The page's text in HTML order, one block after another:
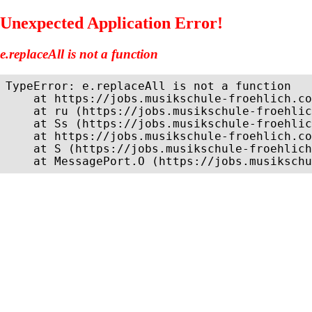
Unexpected Application Error!
e.replaceAll is not a function
TypeError: e.replaceAll is not a function
at https://jobs.musikschule-
at ru (https://jobs.musikschule-
at Ss (https://jobs.musikschule-
at https://jobs.musikschule-
at S (https://jobs.musikschule-
at MessagePort.O (https://